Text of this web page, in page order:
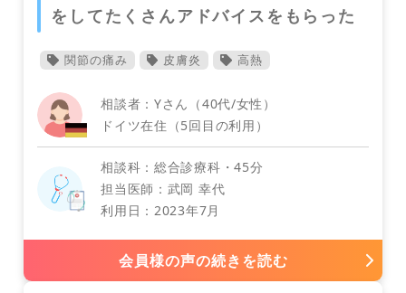
泌尿器科
をしてたくさんアドバイスをもらった
関節の痛み 皮膚炎 高熱
相談者：Yさん（40代/女性）
ドイツ在住（5回目の利用）
相談科：総合診療科・45分
担当医師：武岡 幸代
利用日：2023年7月
会員様の声の続きを読む